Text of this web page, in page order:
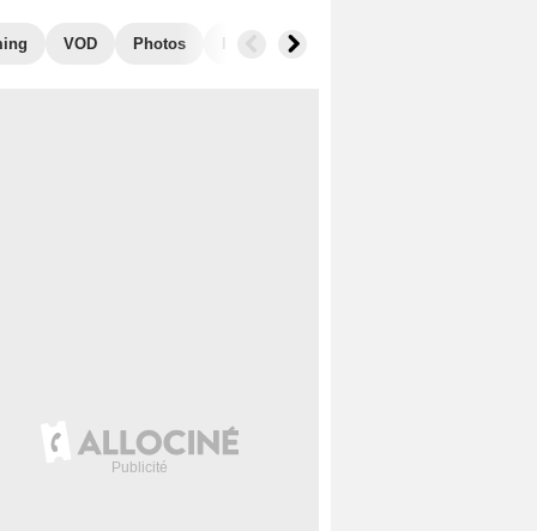
VOD Photos Récompenses